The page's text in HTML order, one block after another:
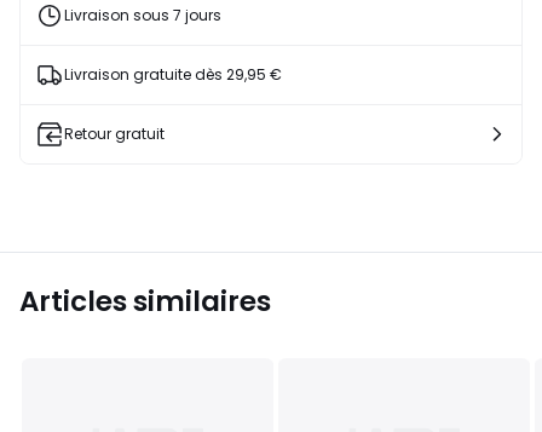
Livraison sous 7 jours
Livraison gratuite dès 29,95 €
Retour gratuit
Articles similaires